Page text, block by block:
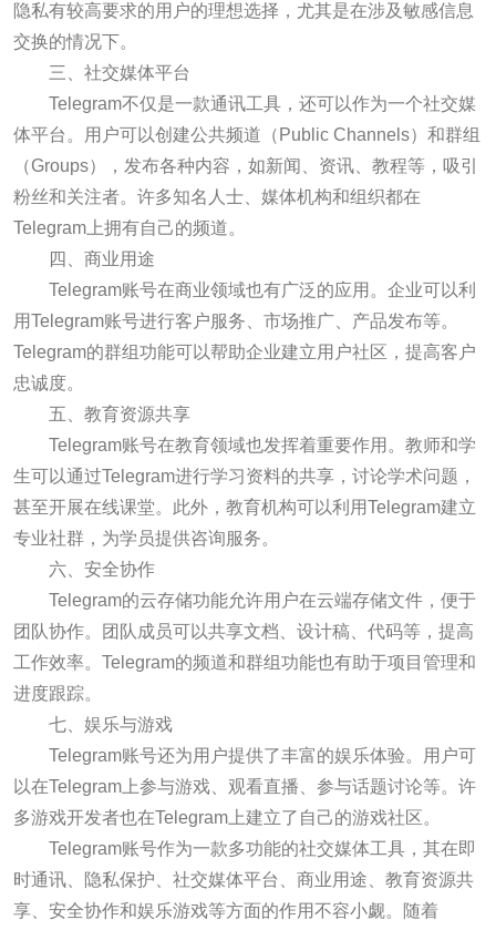
隐私有较高要求的用户的理想选择，尤其是在涉及敏感信息
交换的情况下。
三、社交媒体平台
Telegram不仅是一款通讯工具，还可以作为一个社交媒
体平台。用户可以创建公共频道（Public Channels）和群组
（Groups），发布各种内容，如新闻、资讯、教程等，吸引
粉丝和关注者。许多知名人士、媒体机构和组织都在
Telegram上拥有自己的频道。
四、商业用途
Telegram账号在商业领域也有广泛的应用。企业可以利
用Telegram账号进行客户服务、市场推广、产品发布等。
Telegram的群组功能可以帮助企业建立用户社区，提高客户
忠诚度。
五、教育资源共享
Telegram账号在教育领域也发挥着重要作用。教师和学
生可以通过Telegram进行学习资料的共享，讨论学术问题，
甚至开展在线课堂。此外，教育机构可以利用Telegram建立
专业社群，为学员提供咨询服务。
六、安全协作
Telegram的云存储功能允许用户在云端存储文件，便于
团队协作。团队成员可以共享文档、设计稿、代码等，提高
工作效率。Telegram的频道和群组功能也有助于项目管理和
进度跟踪。
七、娱乐与游戏
Telegram账号还为用户提供了丰富的娱乐体验。用户可
以在Telegram上参与游戏、观看直播、参与话题讨论等。许
多游戏开发者也在Telegram上建立了自己的游戏社区。
Telegram账号作为一款多功能的社交媒体工具，其在即
时通讯、隐私保护、社交媒体平台、商业用途、教育资源共
享、安全协作和娱乐游戏等方面的作用不容小觑。随着